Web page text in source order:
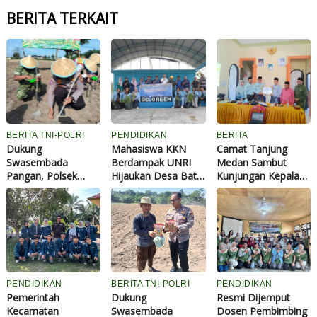
BERITA TERKAIT
BERITA TNI-POLRI
Dukung
Swasembada
Pangan, Polsek
Tualang dan
Forkopimcam
Tanam Jagung
Kuartal III di Ponpes
Abu Huroiroh
PENDIDIKAN
Mahasiswa KKN
Berdampak UNRI
Hijaukan Desa Batu
Papan, Tanam dan
Bagikan 150 Bibit
Pohon untuk
Wujudkan Desa Asri
Berkelanjutan
BERITA
Camat Tanjung
Medan Sambut
Kunjungan Kepala
Bapenda Rohil,
Apresiasi Kepatuhan
Warga Membayar
Pajak
PENDIDIKAN
Pemerintah
Kecamatan
BERITA TNI-POLRI
Dukung
Swasembada
PENDIDIKAN
Resmi Dijemput
Dosen Pembimbing